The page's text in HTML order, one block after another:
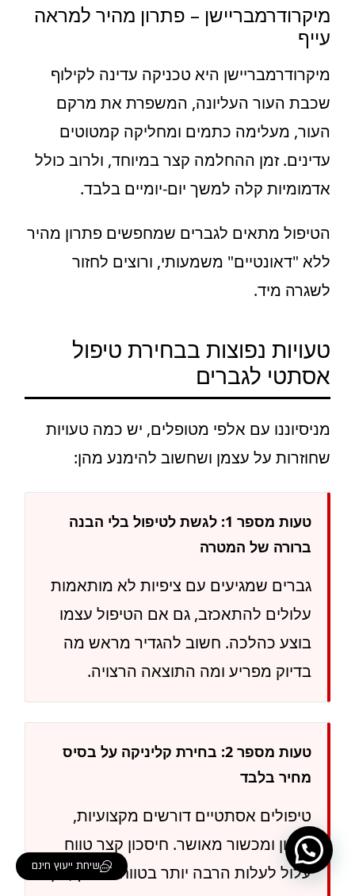
מיקרודרמבריישן – פתרון מהיר למראה
עייף
מיקרודרמבריישן היא טכניקה עדינה לקילוף
שכבת העור העליונה, המשפרת את מרקם
העור, מעלימה כתמים ומחליקה קמטוטים
עדינים. זמן ההחלמה קצר במיוחד, ולרוב כולל
אדמומיות קלה למשך יום-יומיים בלבד.
הטיפול מתאים לגברים שמחפשים פתרון מהיר
ללא "דאונטיים" משמעותי, ורוצים לחזור
לשגרה מיד.
טעויות נפוצות בבחירת טיפול
אסתטי לגברים
מניסיוננו עם אלפי מטופלים, יש כמה טעויות
שחוזרות על עצמן ושחשוב להימנע מהן:
טעות מספר 1: לגשת לטיפול בלי הבנה
ברורה של המטרה
גברים שמגיעים עם ציפיות לא מותאמות
עלולים להתאכזב, גם אם הטיפול עצמו
בוצע כהלכה. חשוב להגדיר מראש מה
בדיוק מפריע ומה התוצאה הרצויה.
טעות מספר 2: בחירת קליניקה על בסיס
מחיר בלבד
טיפולים אסתטיים דורשים מקצועיות,
ניסיון ומכשור מאושר. חיסכון קצר טווח
עלול לעלות הרבה יותר בטווח הארוך, הן
שיחת ייעוץ חינם